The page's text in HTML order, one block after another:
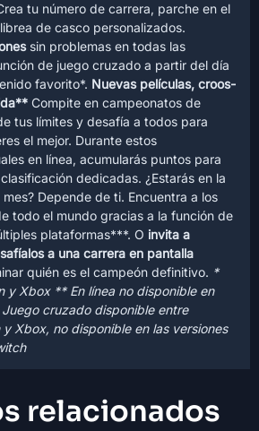
tu número de carrera, parche en el
de casco personalizados.
sin problemas en todas las
de juego cruzado a partir del día
favorito*. Nuevas películas, croos-
Compite en campeonatos de
tus límites y desafía a todos para
el mejor. Durante estos
en línea, acumularás puntos para
dedicadas. ¿Estarás en la
Depende de ti. Encuentra a los
todo el mundo gracias a la función de
plataformas***. O invita a
a una carrera en pantalla
quién es el campeón definitivo. *
y Xbox ** En línea no disponible en
cruzado disponible entre
Xbox, no disponible en las versiones
relacionados